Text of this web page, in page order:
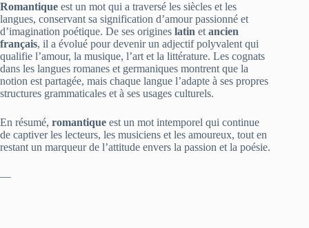
Romantique est un mot qui a traversé les siècles et les
langues, conservant sa signification d’amour passionné et
d’imagination poétique. De ses origines latin et ancien
français, il a évolué pour devenir un adjectif polyvalent qui
qualifie l’amour, la musique, l’art et la littérature. Les cognats
dans les langues romanes et germaniques montrent que la
notion est partagée, mais chaque langue l’adapte à ses propres
structures grammaticales et à ses usages culturels.
En résumé, romantique est un mot intemporel qui continue
de captiver les lecteurs, les musiciens et les amoureux, tout en
restant un marqueur de l’attitude envers la passion et la poésie.
—